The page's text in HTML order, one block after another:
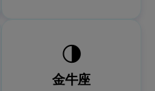
🌗
金牛座